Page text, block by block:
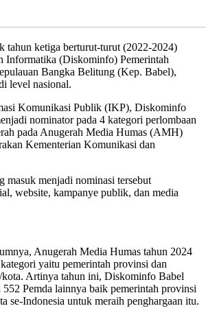
ketiga berturut-turut (2022-2024)
Informatika (Diskominfo) Pemerintah
Bangka Belitung (Kep. Babel),
level nasional.
Komunikasi Publik (IKP), Diskominfo
nominator pada 4 kategori perlombaan
pada Anugerah Media Humas (AMH)
Kementerian Komunikasi dan
masuk menjadi nominasi tersebut
website, kampanye publik, dan media
Anugerah Media Humas tahun 2024
yaitu pemerintah provinsi dan
kota. Artinya tahun ini, Diskominfo Babel
552 Pemda lainnya baik pemerintah provinsi
se-Indonesia untuk meraih penghargaan itu.